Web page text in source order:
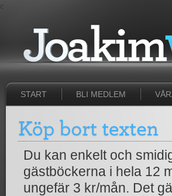
c
START BLI MEDLEM
Du kan enkelt och
gästböckerna i hela 12
ungefär 3 kr/mån. Det